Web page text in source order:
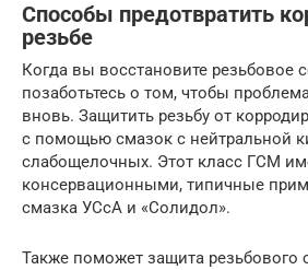
Способы предотвратить
резьбе
Когда вы восстановите резьбовое
позаботьтесь о том, чтобы
вновь. Защитить резьбу от
с помощью смазок с нейтральной
слабощелочных. Этот класс ГСМ
консервационными, типичные
смазка УСсА и «Солидол».
Также поможет защита резьбового